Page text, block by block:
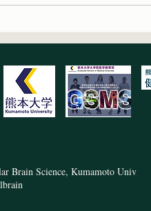
ポジウム
ました
い
Brain Science, Kumamoto Univ